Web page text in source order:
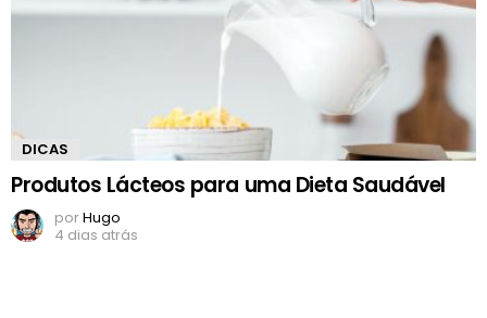
DICAS
Produtos Lácteos para uma Dieta Saudável
porHugo
4 dias atrás